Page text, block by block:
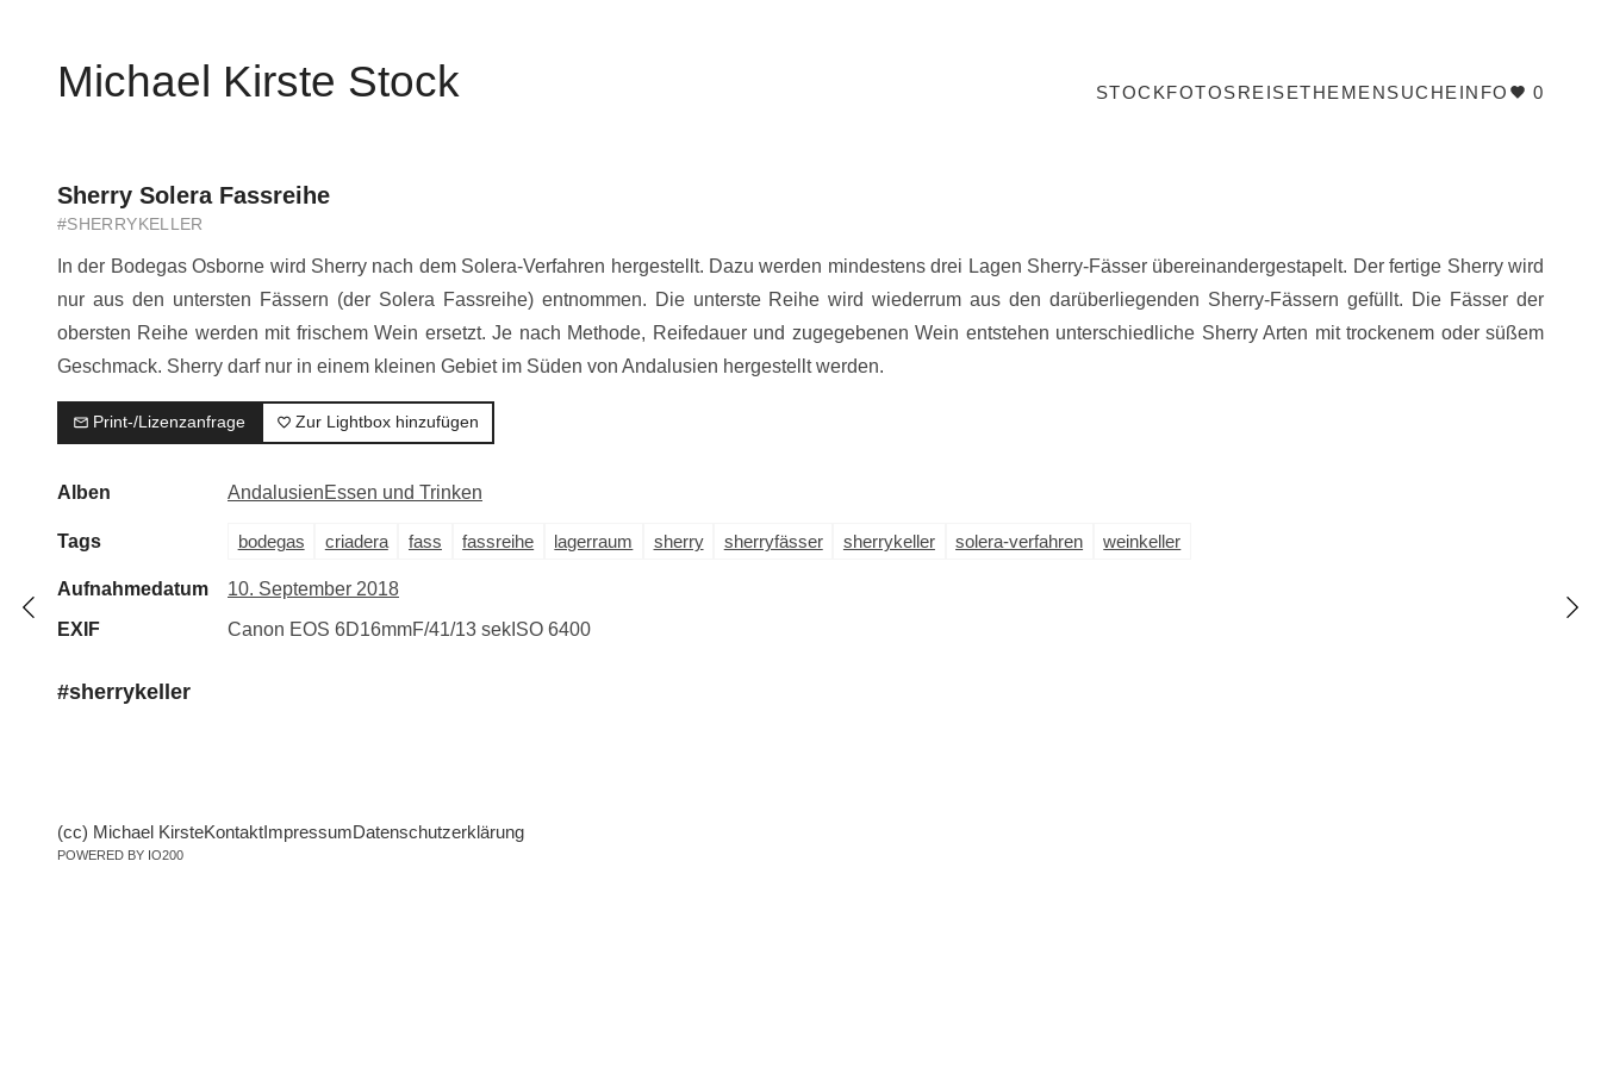
Michael Kirste Stock STOCKFOTOSREISETHEMENSUCHE INFO 0
Sherry Solera Fassreihe
#SHERRYKELLER
In der Bodegas Osborne wird Sherry nach dem Solera-Verfahren hergestellt. Dazu werden mindestens drei Lagen Sherry-Fässer übereinandergestapelt. Der fertige Sherry wird
nur aus den untersten Fässern (der Solera Fassreihe) entnommen. Die unterste Reihe wird wiederrum aus den darüberliegenden Sherry-Fässern gefüllt. Die Fässer der
obersten Reihe werden mit frischem Wein ersetzt. Je nach Methode, Reifedauer und zugegebenen Wein entstehen unterschiedliche Sherry Arten mit trockenem oder süßem
Geschmack. Sherry darf nur in einem kleinen Gebiet im Süden von Andalusien hergestellt werden.
Print-/Lizenzanfrage Zur Lightbox hinzufügen
Alben AndalusienEssen und Trinken
Tags bodegas criadera fass fassreihe lagerraum sherry sherryfässer sherrykeller solera-verfahren weinkeller
Aufnahmedatum
10. September 2018
EXIF
Canon EOS 6D16mmF/41/13 sek ISO 6400
#sherrykeller
(cc) Michael KirsteKontakt ImpressumDatenschutzerklärung
POWERED BY IO200